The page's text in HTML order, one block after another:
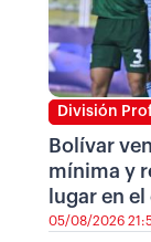
División
Bolívar
mínima y
lugar en
05/08/2026